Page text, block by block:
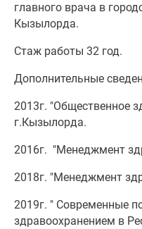
главного врача в
Кызылорда.
Стаж работы 32 год.
Дополнительные
2013г. "Общественное
г.Кызылорда.
2016г. "Менеджмент
2018г. "Менеджмент
2019г. " Современные
здравоохранением в